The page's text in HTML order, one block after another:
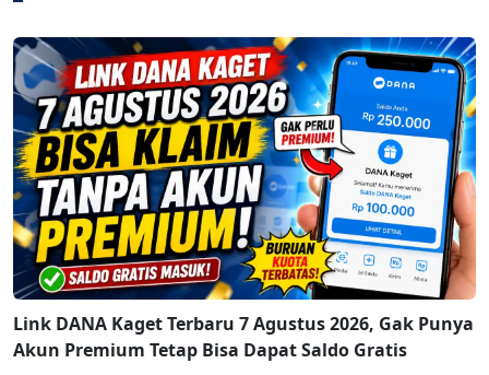
Link DANA Kaget Terbaru 7 Agustus 2026, Gak Punya
Akun Premium Tetap Bisa Dapat Saldo Gratis